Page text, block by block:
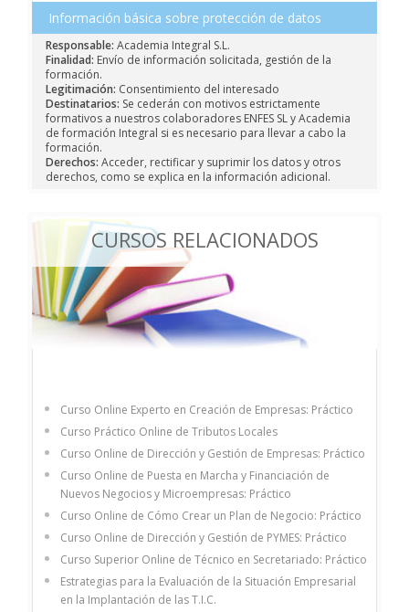
Información básica sobre protección de datos
Responsable: Academia Integral S.L.
Finalidad: Envío de información solicitada, gestión de la
formación.
Legitimación: Consentimiento del interesado
Destinatarios: Se cederán con motivos estrictamente
formativos a nuestros colaboradores ENFES SL y Academia
de formación Integral si es necesario para llevar a cabo la
formación.
Derechos: Acceder, rectificar y suprimir los datos y otros
derechos, como se explica en la información adicional.
CURSOS RELACIONADOS
Curso Online Experto en Creación de Empresas: Práctico
Curso Práctico Online de Tributos Locales
Curso Online de Dirección y Gestión de Empresas: Práctico
Curso Online de Puesta en Marcha y Financiación de
Nuevos Negocios y Microempresas: Práctico
Curso Online de Cómo Crear un Plan de Negocio: Práctico
Curso Online de Dirección y Gestión de PYMES: Práctico
Curso Superior Online de Técnico en Secretariado: Práctico
Estrategias para la Evaluación de la Situación Empresarial
en la Implantación de las T.I.C.